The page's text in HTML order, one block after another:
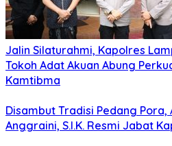
Jalin Silaturahmi, Kapolres
Tokoh Adat Akuan Abung
Kamtibma
Disambut Tradisi Pedang Pora,
Anggraini, S.I.K. Resmi Jabat